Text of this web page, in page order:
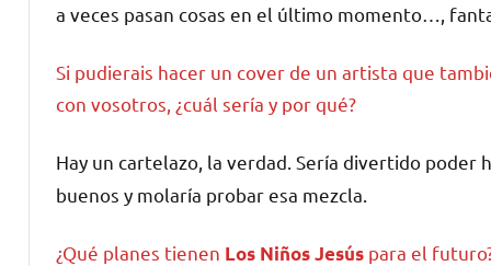
a veces pasan cosas en el último momento…,
Si pudierais hacer un cover de un artista que
con vosotros, ¿cuál sería y por qué?
Hay un cartelazo, la verdad. Sería divertido poder
buenos y molaría probar esa mezcla.
¿Qué planes tienen Los Niños Jesús para el